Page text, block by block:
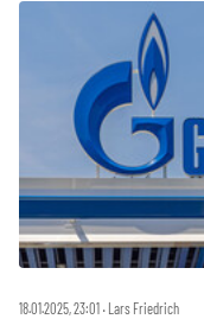
18.01.2025, 23:01 ‧ Lars Friedrich